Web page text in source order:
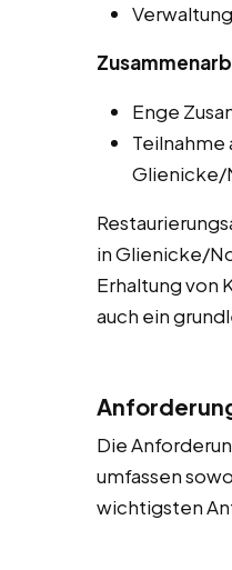
Enge
Glienicke/
in Glienicke/
Erhaltung von
auch ein
Die
umfassen
wichtigsten